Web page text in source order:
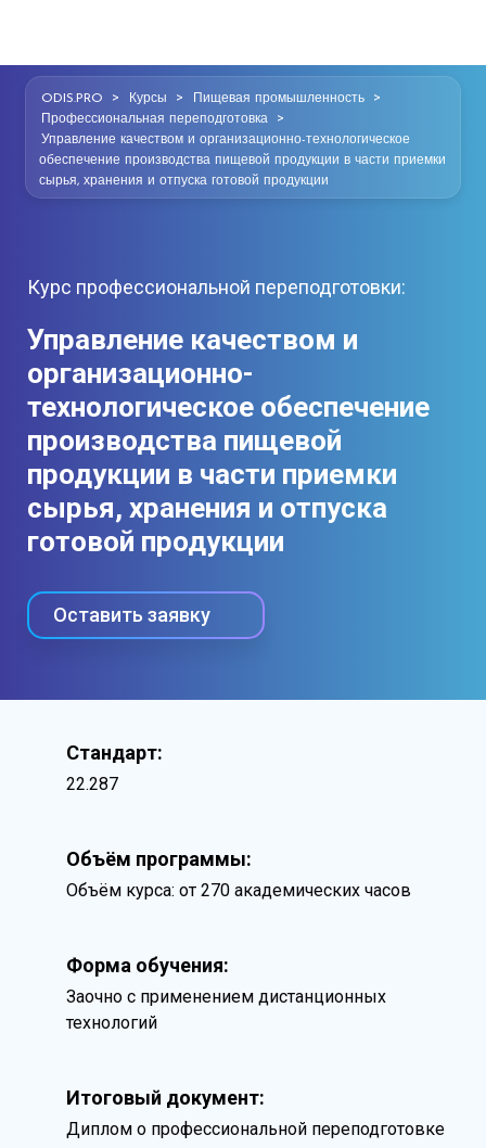
ODIS.PRO > Курсы > Пищевая промышленность >
Профессиональная переподготовка >
Управление качеством и организационно-технологическое
обеспечение производства пищевой продукции в части приемки
сырья, хранения и отпуска готовой продукции
Курс профессиональной переподготовки:
Управление качеством и
организационно-
технологическое обеспечение
производства пищевой
продукции в части приемки
сырья, хранения и отпуска
готовой продукции
Оставить заявку
Стандарт:
22.287
Объём программы:
Объём курса: от 270 академических часов
Форма обучения:
Заочно с применением дистанционных
технологий
Итоговый документ:
Диплом о профессиональной переподготовке